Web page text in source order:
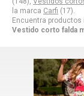
la marca Carfi (17).
Encuentra
Vestido corto falda